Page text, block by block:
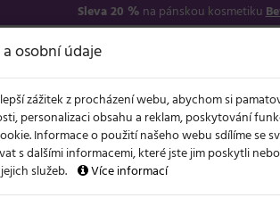
Sleva 20 % na pánskou kosmetiku
NOVĚ LÉTO A VLASY AKCE
osobní údaje
zážitek z procházení webu, abychom si
personalizaci obsahu a reklam, poskytování
Informace o použití našeho webu sdílíme se
s dalšími informacemi, které jste jim poskytli
služeb.
Více informací